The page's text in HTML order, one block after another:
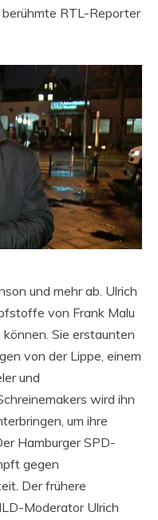
RTL-Reporter
und mehr ab. Ulrich
von Frank Malu
Sie erstaunten
von der Lippe, einem
und
wird ihn
um ihre
Hamburger SPD-
gegen
Der frühere
Moderator Ulrich